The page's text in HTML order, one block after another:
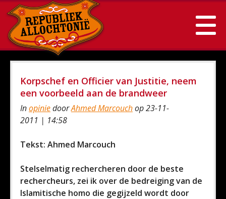
Korpschef en Officier van Justitie, neem
een voorbeeld aan de brandweer
InopiniedoorAhmed Marcouchop 23-11-
2011 | 14:58
Tekst: Ahmed Marcouch
Stelselmatig rechercheren door de beste
rechercheurs, zei ik over de bedreiging van de
Islamitische homo die gegijzeld wordt door